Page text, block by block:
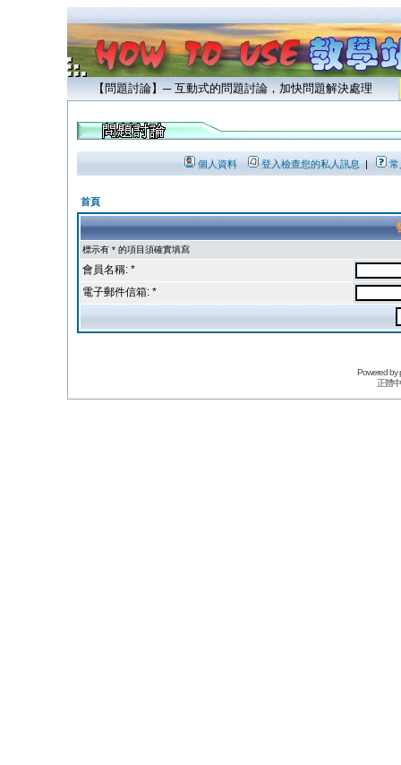
【問題討論】─ 互動式的問題討論，加快問題解決處理
個人資料 登入檢查您的私人訊息| 常
首頁
標示有 * 的項目須確實填寫
會員名稱: *
電子郵件信箱: *
Powered by
正體